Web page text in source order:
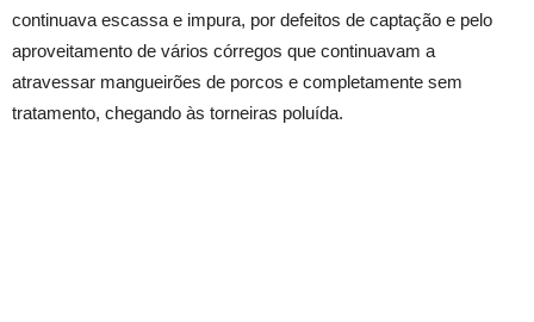
continuava escassa e impura, por defeitos de captação e pelo
aproveitamento de vários córregos que continuavam a
atravessar mangueirões de porcos e completamente sem
tratamento, chegando às torneiras poluída.